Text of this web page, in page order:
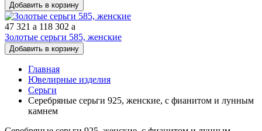
Добавить в корзину
47 321 a 118 302 a
Золотые серьги 585, женские
Добавить в корзину
Главная
Ювелирные изделия
Серьги
Серебряные серьги 925, женские, с фианитом и лунным
камнем